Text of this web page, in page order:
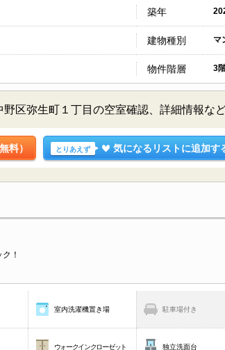
築年
建物種別 マ
物件階層 3
区弥生町１丁目の空室確認、詳細情報な
料） とりあえず 気になるリストに追加す
！
室内洗濯機置き場 駐車場付き
ウォークインクローゼット 独立洗面台